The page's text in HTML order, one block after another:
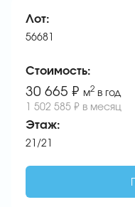
Лот:
56681
Стоимость:
30 665 ₽ м2 в год
1 502 585 ₽ в месяц
Этаж:
21/21